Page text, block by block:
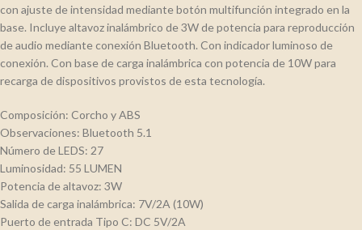
con ajuste de intensidad mediante botón multifunción integrado en la
base. Incluye altavoz inalámbrico de 3W de potencia para reproducción
de audio mediante conexión Bluetooth. Con indicador luminoso de
conexión. Con base de carga inalámbrica con potencia de 10W para
recarga de dispositivos provistos de esta tecnología.
Composición: Corcho y ABS
Observaciones: Bluetooth 5.1
Número de LEDS: 27
Luminosidad: 55 LUMEN
Potencia de altavoz: 3W
Salida de carga inalámbrica: 7V/2A (10W)
Puerto de entrada Tipo C: DC 5V/2A